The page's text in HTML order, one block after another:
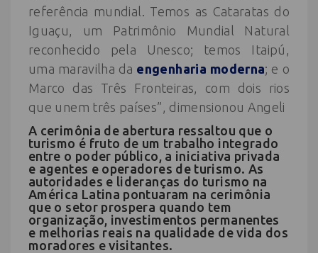
referência mundial. Temos as Cataratas do
Iguaçu, um Patrimônio Mundial Natural
reconhecido pela Unesco; temos Itaipú,
uma maravilha da engenharia moderna; e o
Marco das Três Fronteiras, com dois rios
que unem três países”, dimensionou Angeli
A cerimônia de abertura ressaltou que o
turismo é fruto de um trabalho integrado
entre o poder público, a iniciativa privada
e agentes e operadores de turismo. As
autoridades e lideranças do turismo na
América Latina pontuaram na cerimônia
que o setor prospera quando tem
organização, investimentos permanentes
e melhorias reais na qualidade de vida dos
moradores e visitantes.